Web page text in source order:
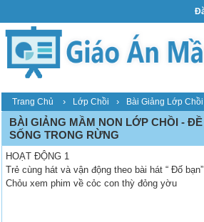
Trang Chủ › Lớp Chồi › Bài Giảng Lớp Chồi
BÀI GIẢNG MẦM NON LỚP CHỒI -
SỐNG TRONG RỪNG
HOẠT ĐỘNG 1
Trẻ cùng hát và vận động theo bài hát “ Đố bạn”
Chỏu xem phim về cỏc con thỳ đỏng yờu